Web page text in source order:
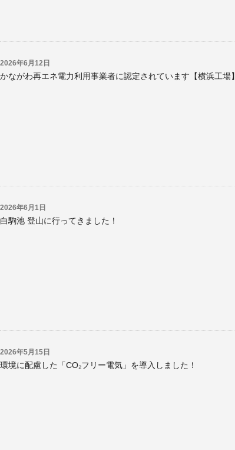
2026年6月12日
かながわ再エネ電力利用事業者に認定されています【横浜工場】
2026年6月1日
白駒池 登山に行ってきました！
2026年5月15日
環境に配慮した「CO₂フリー電気」を導入しました！